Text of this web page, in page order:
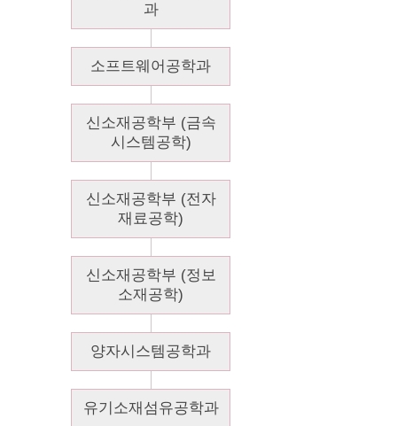
과
소프트웨어공학과
신소재공학부 (금속
시스템공학)
신소재공학부 (전자
재료공학)
신소재공학부 (정보
소재공학)
양자시스템공학과
유기소재섬유공학과